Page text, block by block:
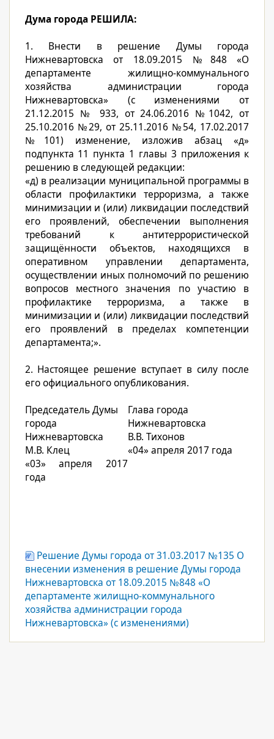
Дума города РЕШИЛА:
1. Внести в решение Думы города
Нижневартовска от 18.09.2015 №848 «О
департаменте жилищно-коммунального
хозяйства администрации города
Нижневартовска» (с изменениями от
21.12.2015 № 933, от 24.06.2016 №1042, от
25.10.2016 №29, от 25.11.2016 №54, 17.02.2017
№101) изменение, изложив абзац «д»
подпункта 11 пункта 1 главы 3 приложения к
решению в следующей редакции:
«д) в реализации муниципальной программы в
области профилактики терроризма, а также
минимизации и (или) ликвидации последствий
его проявлений, обеспечении выполнения
требований к антитеррористической
защищённости объектов, находящихся в
оперативном управлении департамента,
осуществлении иных полномочий по решению
вопросов местного значения по участию в
профилактике терроризма, а также в
минимизации и (или) ликвидации последствий
его проявлений в пределах компетенции
департамента;».
2. Настоящее решение вступает в силу после
его официального опубликования.
Председатель Думы
города
Нижневартовска
М.В. Клец
«03» апреля 2017
года
Глава города
Нижневартовска
В.В. Тихонов
«04» апреля 2017 года
Решение Думы города от 31.03.2017 №135 О
внесении изменения в решение Думы города
Нижневартовска от 18.09.2015 №848 «О
департаменте жилищно-коммунального
хозяйства администрации города
Нижневартовска» (с изменениями)